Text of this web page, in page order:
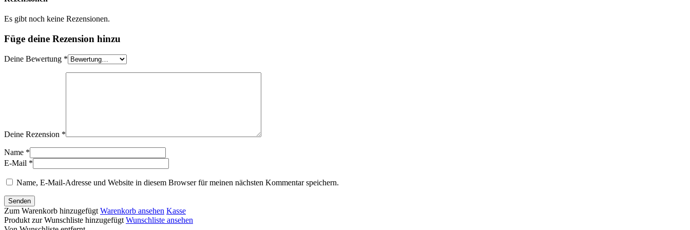
Es gibt noch keine Rezensionen.
Füge deine Rezension hinzu
Deine Bewertung *
Deine Rezension *
Name *
E-Mail *
Name, E-Mail-Adresse und Website in diesem Browser für meinen nächsten Kommentar speichern.
Senden
Zum Warenkorb hinzugefügt Warenkorb ansehen Kasse
Produkt zur Wunschliste hinzugefügt Wunschliste ansehen